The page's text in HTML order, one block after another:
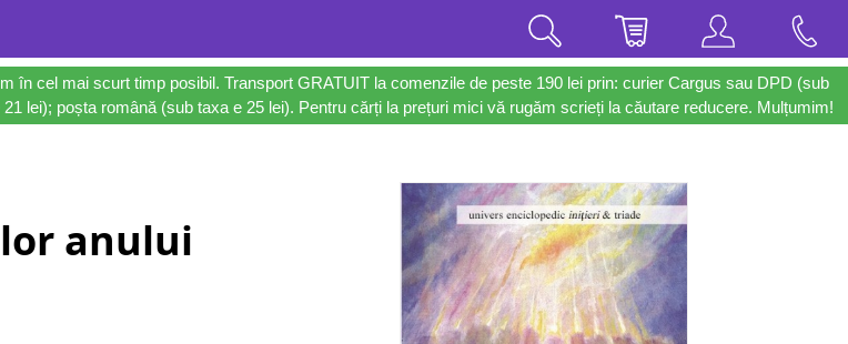
în cel mai scurt timp posibil. Transport GRATUIT la comenzile de peste 190 lei prin: curier Cargus sau DPD (sub
lei); poșta română (sub taxa e 25 lei). Pentru cărți la prețuri mici vă rugăm scrieți la căutare reducere. Mulțumim!
anului